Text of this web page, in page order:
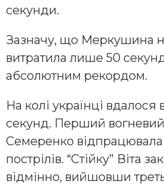
секунди.
Зазначу, що Меркушина
витратила лише 50
абсолютним рекордом.
На колі українці вдалося
секунд. Перший
Семеренко
пострілів. “Стійку” Віта
відмінно, вийшовши